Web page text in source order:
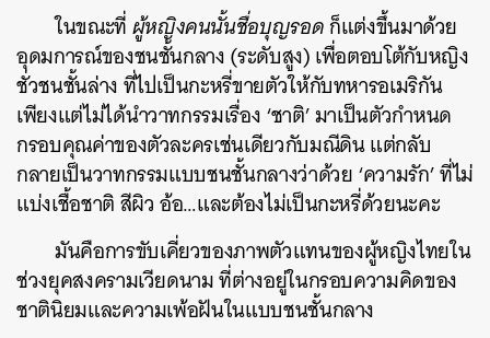
ในขณะที่ผู้หญิงคนนั้นชื่อบุญรอดก็แต่งขึ้นมาด้วย
อุดมการณ์ของชนชั้นกลาง (ระดับสูง) เพื่อตอบโต้กับหญิง
ชั่วชนชั้นล่าง ที่ไปเป็นกะหรี่ขายตัวให้กับทหารอเมริกัน
เพียงแต่ไม่ได้นำวาทกรรมเรื่อง ‘ชาติ’ มาเป็นตัวกำหนด
กรอบคุณค่าของตัวละครเช่นเดียวกับมณีดิน แต่กลับ
กลายเป็นวาทกรรมแบบชนชั้นกลางว่าด้วย ‘ความรัก’ ที่ไม่
แบ่งเชื้อชาติ สีผิว อ้อ…และต้องไม่เป็นกะหรี่ด้วยนะคะ
มันคือการขับเคี่ยวของภาพตัวแทนของผู้หญิงไทยใน
ช่วงยุคสงครามเวียดนาม ที่ต่างอยู่ในกรอบความคิดของ
ชาตินิยมและความเพ้อฝันในแบบชนชั้นกลาง